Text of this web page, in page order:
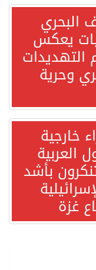
جمعية طويق تحقق 97.35% في الحوكمة وتُصنف ضمن الكيانات متناهية الكبر وتحصد شهادة الآيزو للعام الثالث على التوالي
انطلاق المرحلة الأولى من مقابلات متطوعي كأس آسيا السعودية 2027 في الخبر
السعودية لإيران: حريصون على مواصلة دورنا الإقليمي في إحلال الأمن والاستقرار
البحري
يعكس
التهديدات
وحرية
خارجية
العربية
بأشد
غزة